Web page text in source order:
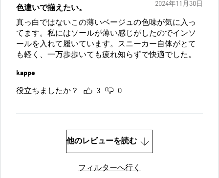
2024年11月30日
色違いで揃えたい。
真っ白ではないこの薄いベージュの色味が気に入っ
てます。私にはソールが薄い感じがしたのでインソ
ールを入れて履いています。スニーカー自体がとて
も軽く、一万歩歩いても疲れ知らずで快適でした。
kappe
役立ちましたか？ 3 0
他のレビューを読む
フィルターへ行く